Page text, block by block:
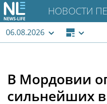
НОВОСТИ
06.08.2026
В Мордовии
сильнейших